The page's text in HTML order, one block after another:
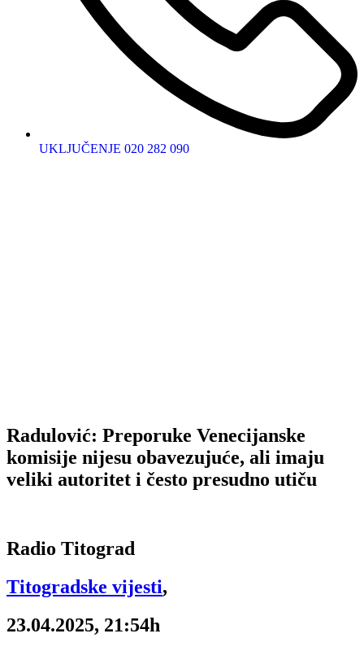
UKLJUČENJE 020 282 090
Radulović: Preporuke Venecijanske
komisije nijesu obavezujuće, ali imaju
veliki autoritet i često presudno utiču
Radio Titograd
Titogradske vijesti,
23.04.2025, 21:54h